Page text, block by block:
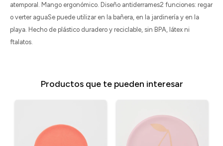
atemporal. Mango ergonómico. Diseño antiderrames2 funciones: regar
o verter aguaSe puede utilizar en la bañera, en la jardinería y en la
playa. Hecho de plástico duradero y reciclable, sin BPA, látex ni
ftalatos.
Productos que te pueden interesar